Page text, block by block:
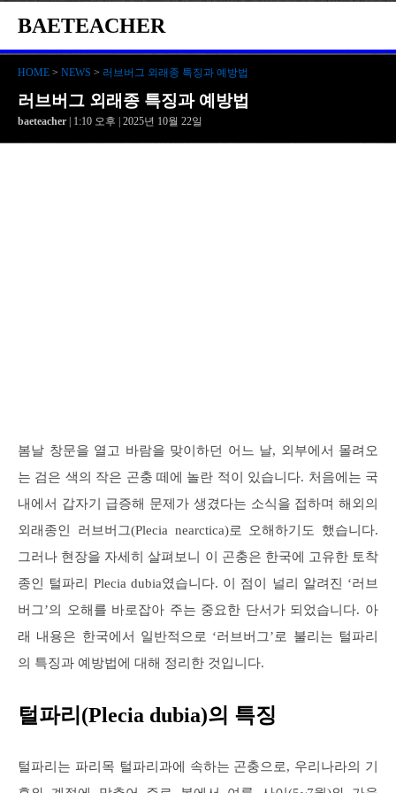
BAETEACHER
HOME > NEWS > 러브버그 외래종 특징과 예방법
러브버그 외래종 특징과 예방법
baeteacher | 1:10 오후 | 2025년 10월 22일
봄날 창문을 열고 바람을 맞이하던 어느 날, 외부에서 몰려오
는 검은 색의 작은 곤충 떼에 놀란 적이 있습니다. 처음에는 국
내에서 갑자기 급증해 문제가 생겼다는 소식을 접하며 해외의
외래종인 러브버그(Plecia nearctica)로 오해하기도 했습니다.
그러나 현장을 자세히 살펴보니 이 곤충은 한국에 고유한 토착
종인 털파리 Plecia dubia였습니다. 이 점이 널리 알려진 ‘러브
버그’의 오해를 바로잡아 주는 중요한 단서가 되었습니다. 아
래 내용은 한국에서 일반적으로 ‘러브버그’로 불리는 털파리
의 특징과 예방법에 대해 정리한 것입니다.
털파리(Plecia dubia)의 특징
털파리는 파리목 털파리과에 속하는 곤충으로, 우리나라의 기